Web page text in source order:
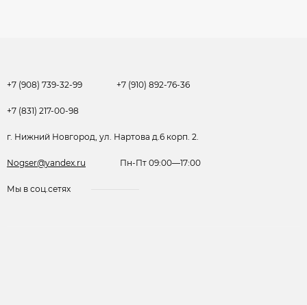
+7 (908) 739-32-99 +7 (910) 892-76-36
+7 (831) 217-00-98
г. Нижний Новгород, ул. Нартова д.6 корп. 2.
Nogser@yandex.ru Пн-Пт 09:00—17:00
Мы в соц.сетях